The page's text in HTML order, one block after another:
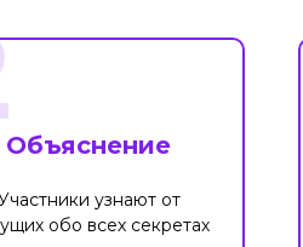
Объяснение
узнают от
обо всех секретах